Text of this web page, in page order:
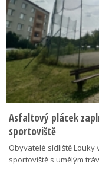
Asfaltový plácek
sportoviště
Obyvatelé sídliště Louky
sportoviště s umělým